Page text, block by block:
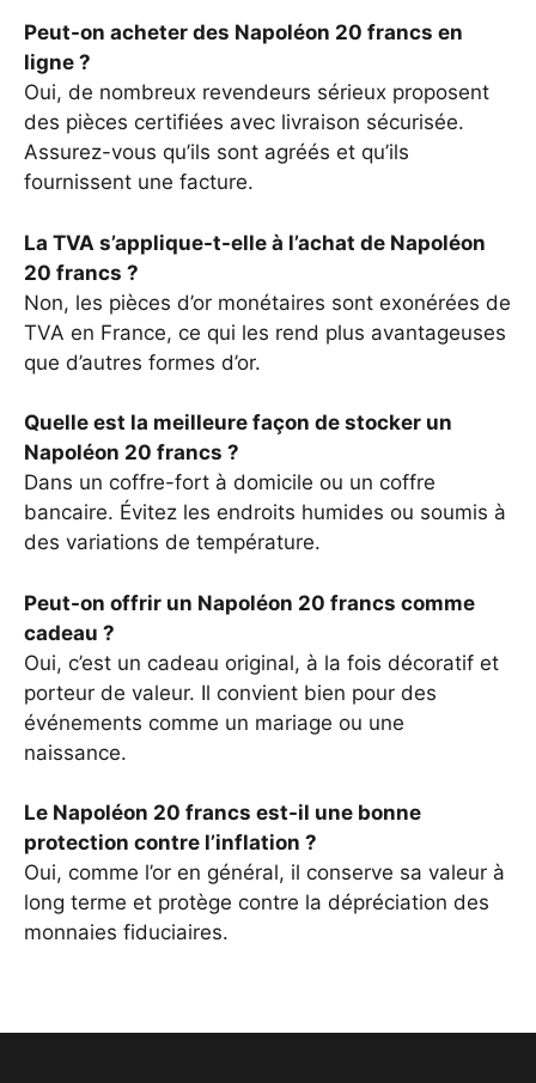
Peut-on acheter des Napoléon 20 francs en
ligne ?
Oui, de nombreux revendeurs sérieux proposent
des pièces certifiées avec livraison sécurisée.
Assurez-vous qu’ils sont agréés et qu’ils
fournissent une facture.
La TVA s’applique-t-elle à l’achat de Napoléon
20 francs ?
Non, les pièces d’or monétaires sont exonérées de
TVA en France, ce qui les rend plus avantageuses
que d’autres formes d’or.
Quelle est la meilleure façon de stocker un
Napoléon 20 francs ?
Dans un coffre-fort à domicile ou un coffre
bancaire. Évitez les endroits humides ou soumis à
des variations de température.
Peut-on offrir un Napoléon 20 francs comme
cadeau ?
Oui, c’est un cadeau original, à la fois décoratif et
porteur de valeur. Il convient bien pour des
événements comme un mariage ou une
naissance.
Le Napoléon 20 francs est-il une bonne
protection contre l’inflation ?
Oui, comme l’or en général, il conserve sa valeur à
long terme et protège contre la dépréciation des
monnaies fiduciaires.